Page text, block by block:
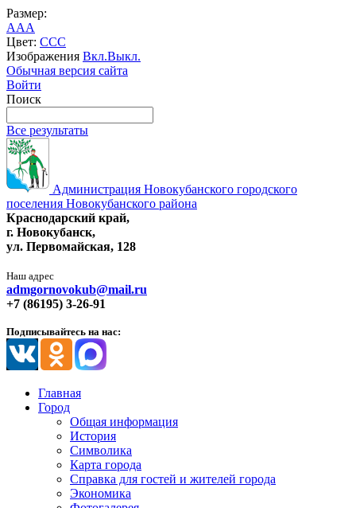
Размер:
AAA
Цвет: CCC
Изображения Вкл.Выкл.
Обычная версия сайта
Войти
Поиск
Все результаты
Администрация Новокубанского городского
поселения Новокубанского района
Краснодарский край,
г. Новокубанск,
ул. Первомайская, 128
Наш адрес
admgornovokub@mail.ru
+7 (86195) 3-26-91
Подписывайтесь на нас:
Главная
Город
Общая информация
История
Символика
Карта города
Справка для гостей и жителей города
Экономика